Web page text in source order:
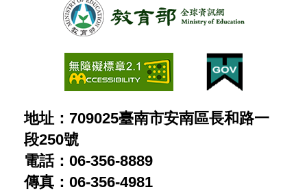
地址：709025臺南市安南區長和路一
段250號
電話：06-356-8889
傳真：06-356-4981